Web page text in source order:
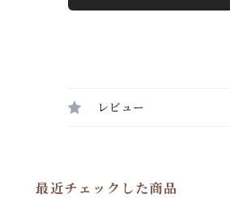
レビュー
最近チェックした商品